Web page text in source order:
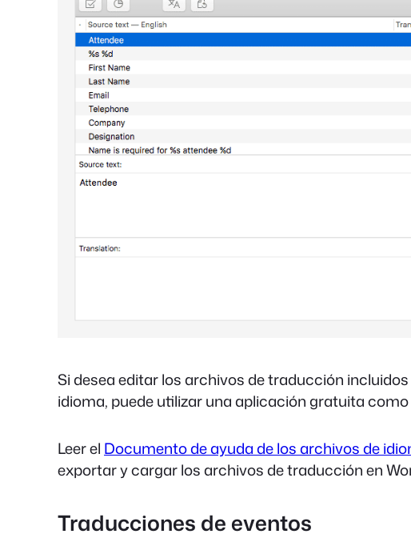
Si desea editar los archivos de traducción
idioma, puede utilizar una aplicación gratuita como
Leer el Documento de ayuda de los archivos de
exportar y cargar los archivos de traducción en
Traducciones de eventos